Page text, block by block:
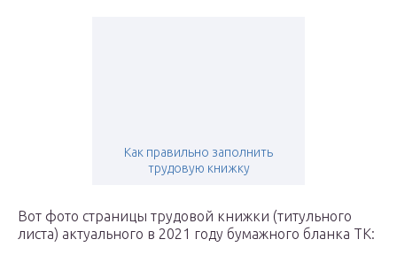
Как правильно заполнить
трудовую книжку
Вот фото страницы трудовой книжки (титульного
листа) актуального в 2021 году бумажного бланка ТК: